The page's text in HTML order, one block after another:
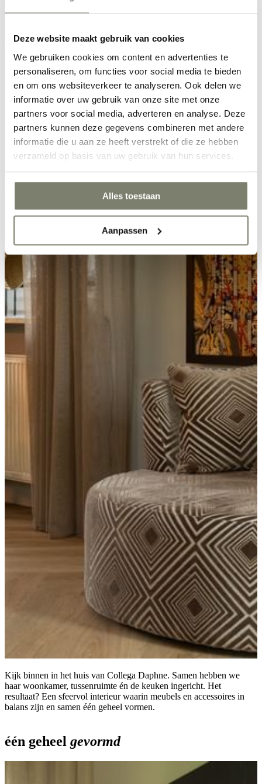
Deze website maakt gebruik van cookies
We gebruiken cookies om content en advertenties te
personaliseren, om functies voor social media te bieden
en om ons websiteverkeer te analyseren. Ook delen we
informatie over uw gebruik van onze site met onze
partners voor social media, adverteren en analyse. Deze
partners kunnen deze gegevens combineren met andere
informatie die u aan ze heeft verstrekt of die ze hebben
verzameld op basis van uw gebruik van hun services.
Alles toestaan
Aanpassen
Kijk binnen in het huis van Collega Daphne. Samen hebben we
haar woonkamer, tussenruimte én de keuken ingericht. Het
resultaat? Een sfeervol interieur waarin meubels en accessoires in
balans zijn en samen één geheel vormen.
één geheel gevormd